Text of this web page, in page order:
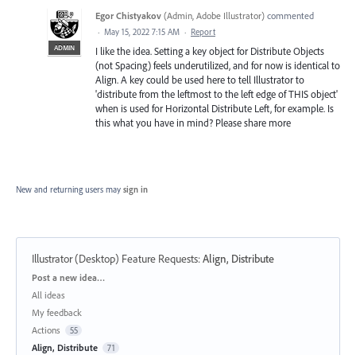
ADMIN
Egor Chistyakov (Admin, Adobe Illustrator) commented
· May 15, 2022 7:15 AM · Report
I like the idea. Setting a key object for Distribute Objects
(not Spacing) feels underutilized, and for now is identical to
Align. A key could be used here to tell Illustrator to
'distribute from the leftmost to the left edge of THIS object'
when is used for Horizontal Distribute Left, for example. Is
this what you have in mind? Please share more
New and returning users may sign in
Illustrator (Desktop) Feature Requests:Align, Distribute
Categories
Post a new idea…
All ideas
My feedback
Actions
55
Align, Distribute 71